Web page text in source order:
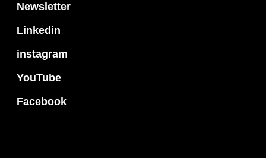
Newsletter
Linkedin
instagram
YouTube
Facebook